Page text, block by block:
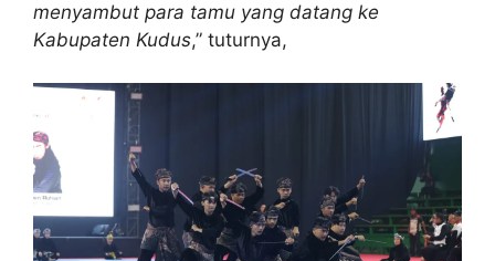
menyambut para tamu yang datang ke
Kabupaten Kudus,” tuturnya,